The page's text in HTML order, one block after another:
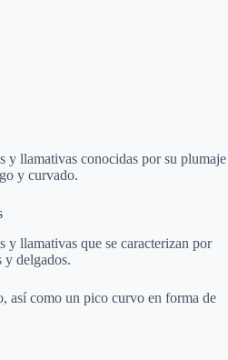
y llamativas conocidas por su plumaje
y curvado.
y llamativas que se caracterizan por
y delgados.
así como un pico curvo en forma de